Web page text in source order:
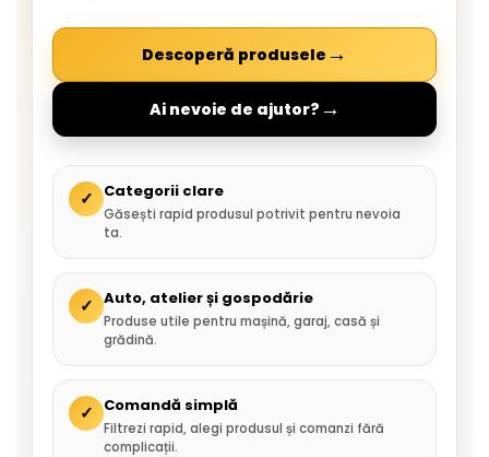
Descoperă produsele →
Ai nevoie de ajutor? →
✓ Categorii clare
Găsești rapid produsul potrivit pentru nevoia
ta.
✓ Auto, atelier și gospodărie
Produse utile pentru mașină, garaj, casă și
grădină.
✓ Comandă simplă
Filtrezi rapid, alegi produsul și comanzi fără
complicații.